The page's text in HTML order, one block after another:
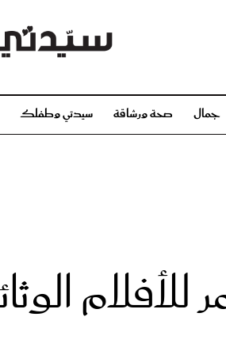
جمال صحة ورشاقة سيدتي وطفلك
مجلة سيدتي
مناسبات X سيدتي